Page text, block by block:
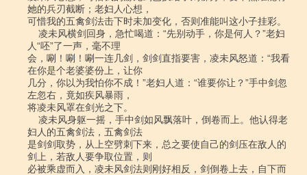
她的兵刃截断；老妇人心想，
可惜我的五禽剑法击下时未加变化，否则准能叫这小子挂彩。
人“呸”了一声，毫不理
会，唰！唰！唰一连几剑，剑剑直指要害，凌未风怒道：“我看
在你是个老婆婆份上，让你
几分，你以为我怕你不成！”老妇人道：“谁要你让？”手中剑忽
左忽右，竟如疾风暴雨，
将凌未风罩在剑光之下。
妇人的五禽剑法，五禽剑法
是剑剑取势，从上空劈刺下来，总之要使自己的剑压在敌人的
剑上，若敌人要争取位置，则
必被乘虚而入，凌未风剑法则刚好相反，剑倒卷上去，自下而